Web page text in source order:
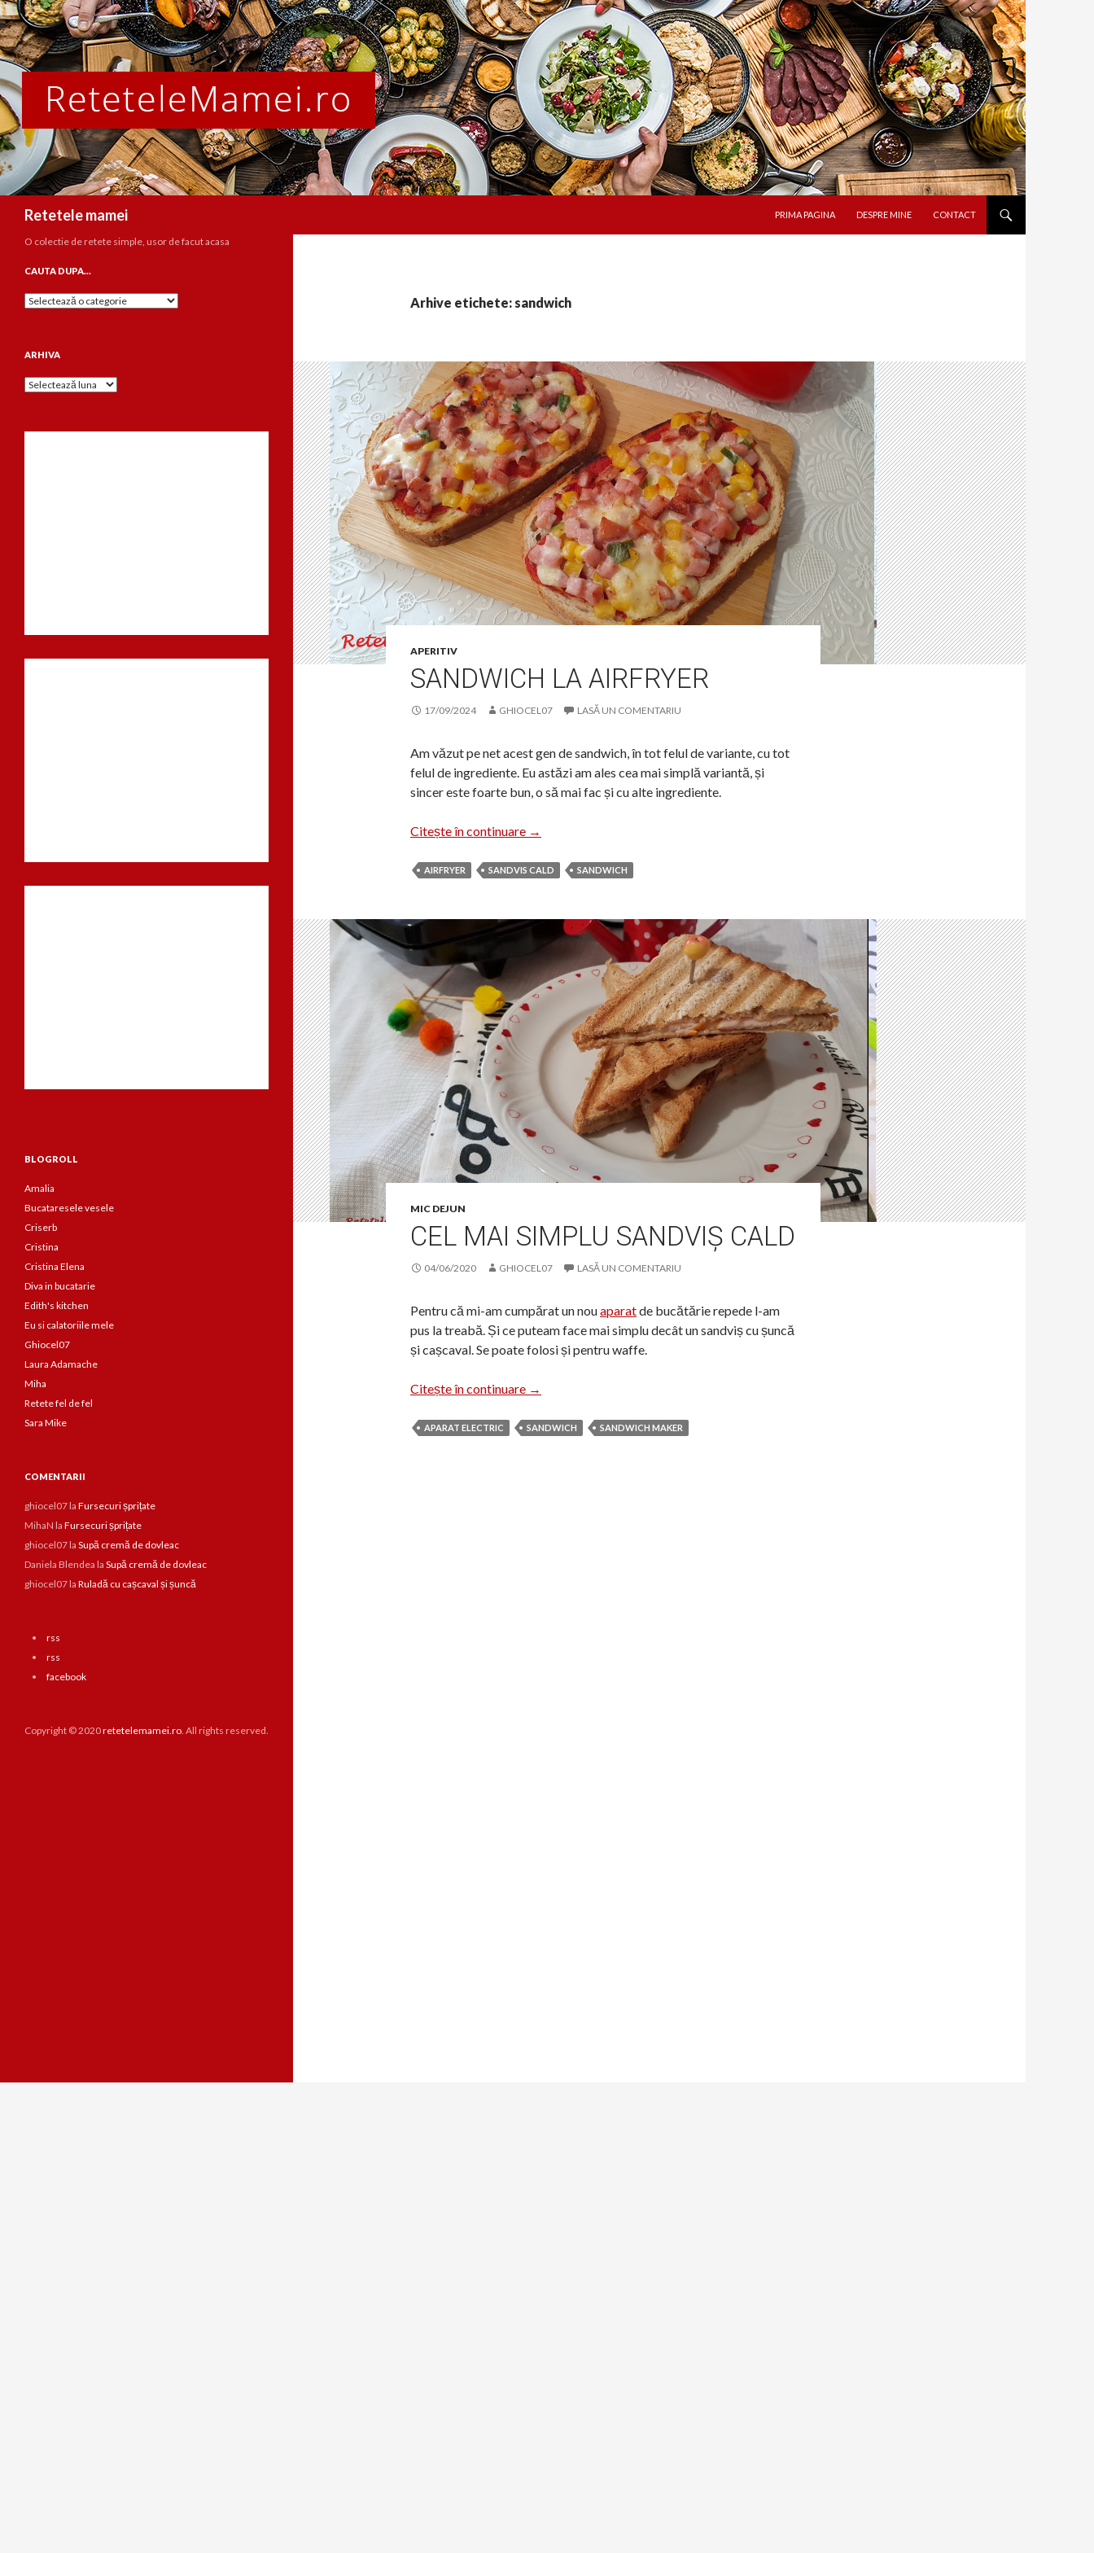
Retetele mamei
PRIMA PAGINA
DESPRE MINE CONTACT
Arhive etichete: sandwich
APERITIV
SANDWICH LA AIRFRYER
17/09/2024 GHIOCEL07 LASĂ UN COMENTARIU
Am văzut pe net acest gen de sandwich, în tot felul de variante, cu tot
felul de ingrediente. Eu astăzi am ales cea mai simplă variantă, și
sincer este foarte bun, o să mai fac și cu alte ingrediente.
Citește în continuare Sandwich la airfryer
→
AIRFRYER SANDVIS CALD SANDWICH
MIC DEJUN
CEL MAI SIMPLU SANDVIȘ CALD
04/06/2020 GHIOCEL07 LASĂ UN COMENTARIU
Pentru că mi-am cumpărat un nouaparatde bucătărie repede l-am
pus la treabă. Și ce puteam face mai simplu decât un sandviș cu șuncă
și cașcaval. Se poate folosi și pentru waffe.
Citește în continuare Cel mai simplu Sandviș cald
→
APARAT ELECTRIC SANDWICH SANDWICH MAKER
O colectie de retete simple, usor de facut acasa
CAUTA DUPA…
Cauta
ARHIVA
Arhiva
BLOGROLL
Amalia
Bucataresele vesele
Criserb
Cristina
Cristina Elena
Diva in bucatarie
Edith's kitchen
Eu si calatoriile mele
Ghiocel07
Laura Adamache
Miha
Retete fel de fel
Sara Mike
COMENTARII
ghiocel07la Fursecuri șprițate
MihaN la Fursecuri șprițate
ghiocel07la Supă cremă de dovleac
Daniela Blendea la Supă cremă de dovleac
ghiocel07la Ruladă cu cașcaval și șuncă
rss
rss
facebook
Copyright © 2020retetelemamei.ro. All rights reserved.